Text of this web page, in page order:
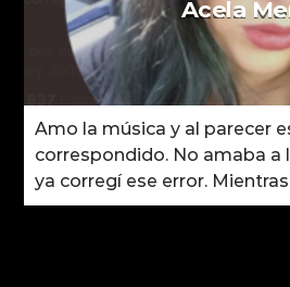
Acela
Amo la música y al parecer
correspondido. No amaba a
ya corregí ese error.
seguiré viva.